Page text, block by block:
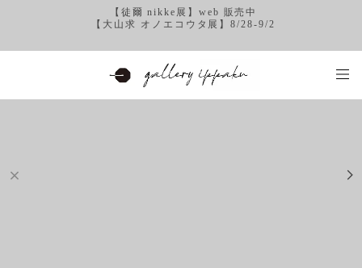
【徒爾 nikke展】web 販売中
【大山求 オノエコウタ展】8/28-9/2